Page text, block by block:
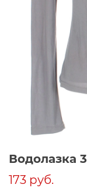
Водолазка
173 руб.